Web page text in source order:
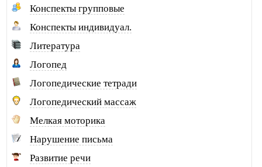
Дидковская И.В. г. Дегтярск
Дольникова А.А. г. Смоленск
Домась Н.П. г. Москва
Дубинина Т.А. г. Санкт-Петербург
Дувалкина Н.Ф. г. Москва
Дудкина Н.А. г. Урай
Дунаева Н.Н. г. Камышин
Ефремова А.М. г. Уфа
Желудкова Н.В. г. Салехард
Конспекты групповые
Конспекты индивидуал.
Литература
Логопед
Логопедические тетради
Логопедический массаж
Мелкая моторика
Нарушение письма
Развитие речи